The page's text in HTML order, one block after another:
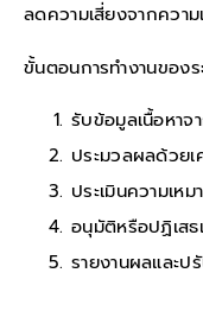
ลดความเสี่ยงจากความ
ขั้นตอนการทำงานขอ
รับข้อมูลเนื้อหาจ
ประมวลผลด้วย
ประเมินความเห
อนุมัติหรือปฏิเสธ
รายงานผลและป